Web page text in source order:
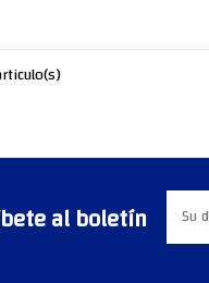
al boletín